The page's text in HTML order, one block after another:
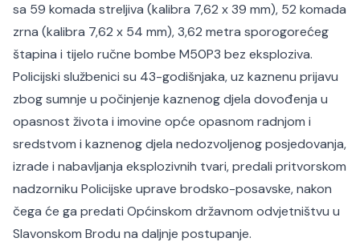
sa 59 komada streljiva (kalibra 7,62 x 39 mm), 52 komada
zrna (kalibra 7,62 x 54 mm), 3,62 metra sporogorećeg
štapina i tijelo ručne bombe M50P3 bez eksploziva.
Policijski službenici su 43-godišnjaka, uz kaznenu prijavu
zbog sumnje u počinjenje kaznenog djela dovođenja u
opasnost života i imovine opće opasnom radnjom i
sredstvom i kaznenog djela nedozvoljenog posjedovanja,
izrade i nabavljanja eksplozivnih tvari, predali pritvorskom
nadzorniku Policijske uprave brodsko-posavske, nakon
čega će ga predati Općinskom državnom odvjetništvu u
Slavonskom Brodu na daljnje postupanje.